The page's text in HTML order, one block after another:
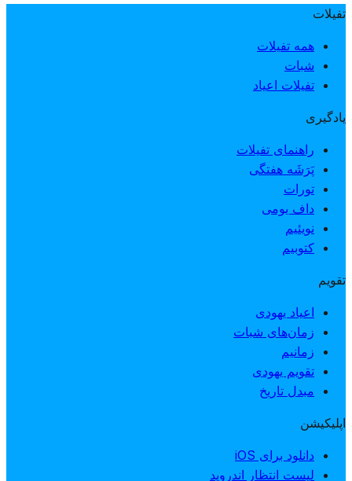
تفیلات
همه تفیلات
شبات
تفیلات اعیاد
یادگیری
راهنمای تفیلات
پَرَشَه هفتگی
تورات
داف یومی
نویئیم
کتوبیم
تقویم
اعیاد یهودی
زمان‌های شبات
زمانیم
تقویم یهودی
مبدل تاریخ
اپلیکیشن
دانلود برای iOS
لیست انتظار اندروید